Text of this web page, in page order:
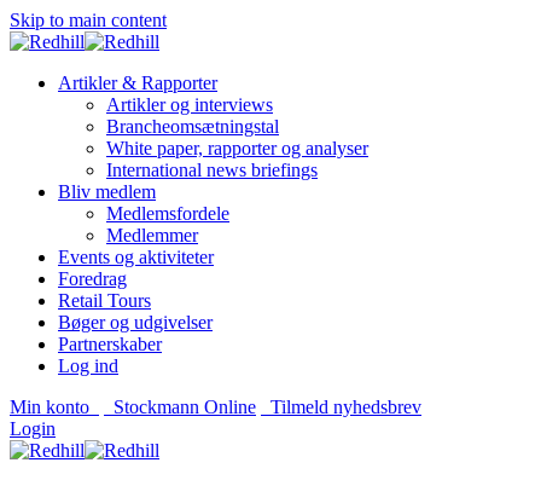
Skip to main content
Artikler & Rapporter
Artikler og interviews
Brancheomsætningstal
White paper, rapporter og analyser
International news briefings
Bliv medlem
Medlemsfordele
Medlemmer
Events og aktiviteter
Foredrag
Retail Tours
Bøger og udgivelser
Partnerskaber
Log ind
Min konto
Stockmann Online
Tilmeld nyhedsbrev
Login